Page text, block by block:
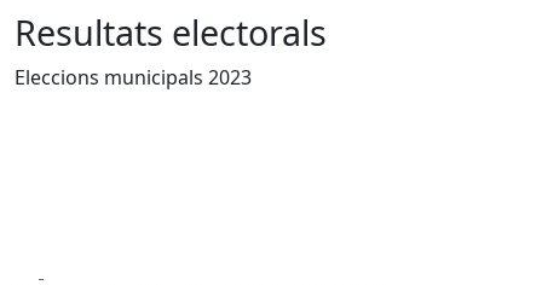
Resultats electorals
Eleccions municipals 2023